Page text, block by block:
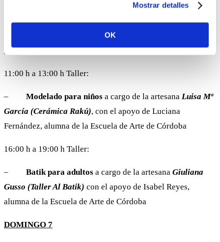
Mostrar detalles
OK
Rubio, alumna de la Escuela de Arte de Córdoba
SABADO 6
11:00 h a 13:00 h Taller:
– Modelado para niños a cargo de la artesana Luisa Mª
García (Cerámica Rakú), con el apoyo de Luciana
Fernández, alumna de la Escuela de Arte de Córdoba
16:00 h a 19:00 h Taller:
– Batik para adultos a cargo de la artesana Giuliana
Gusso (Taller Al Batik) con el apoyo de Isabel Reyes,
alumna de la Escuela de Arte de Córdoba
DOMINGO 7